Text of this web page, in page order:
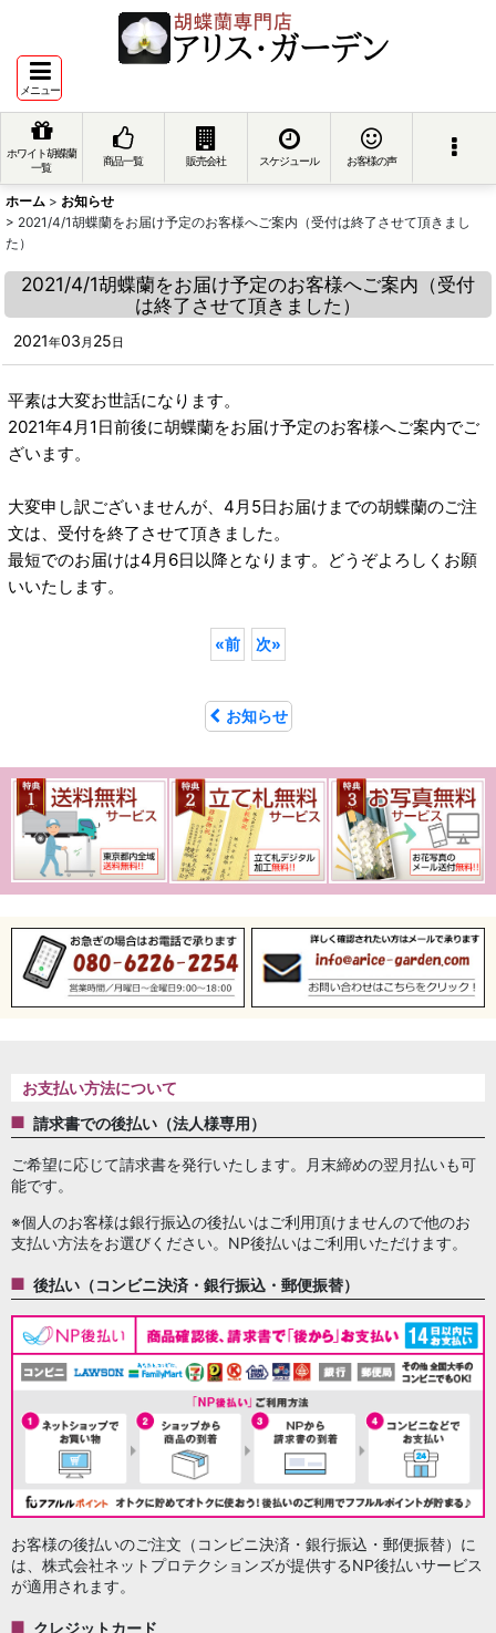
メニュー
ホワイト胡蝶蘭
一覧
商品一覧 販売会社 スケジュール お客様の声
ホーム > お知らせ
> 2021/4/1胡蝶蘭をお届け予定のお客様へご案内（受付は終了させて頂きまし
た）
2021/4/1胡蝶蘭をお届け予定のお客様へご案内（受付
は終了させて頂きました）
2021年03 月 25日
平素は大変お世話になります。
2021年4月1日前後に胡蝶蘭をお届け予定のお客様へご案内でご
ざいます。
大変申し訳ございませんが、4月5日お届けまでの胡蝶蘭のご注
文は、受付を終了させて頂きました。
最短でのお届けは4月6日以降となります。どうぞよろしくお願
いいたします。
«前 次»
お知らせ
お支払い方法について
請求書での後払い（法人様専用）
ご希望に応じて請求書を発行いたします。月末締めの翌月払いも可
能です。
※個人のお客様は銀行振込の後払いはご利用頂けませんので他のお
支払い方法をお選びください。NP後払いはご利用いただけます。
後払い（コンビニ決済・銀行振込・郵便振替）
お客様の後払いのご注文（コンビニ決済・銀行振込・郵便振替）に
は、株式会社ネットプロテクションズが提供するNP後払いサービス
が適用されます。
クレジットカード